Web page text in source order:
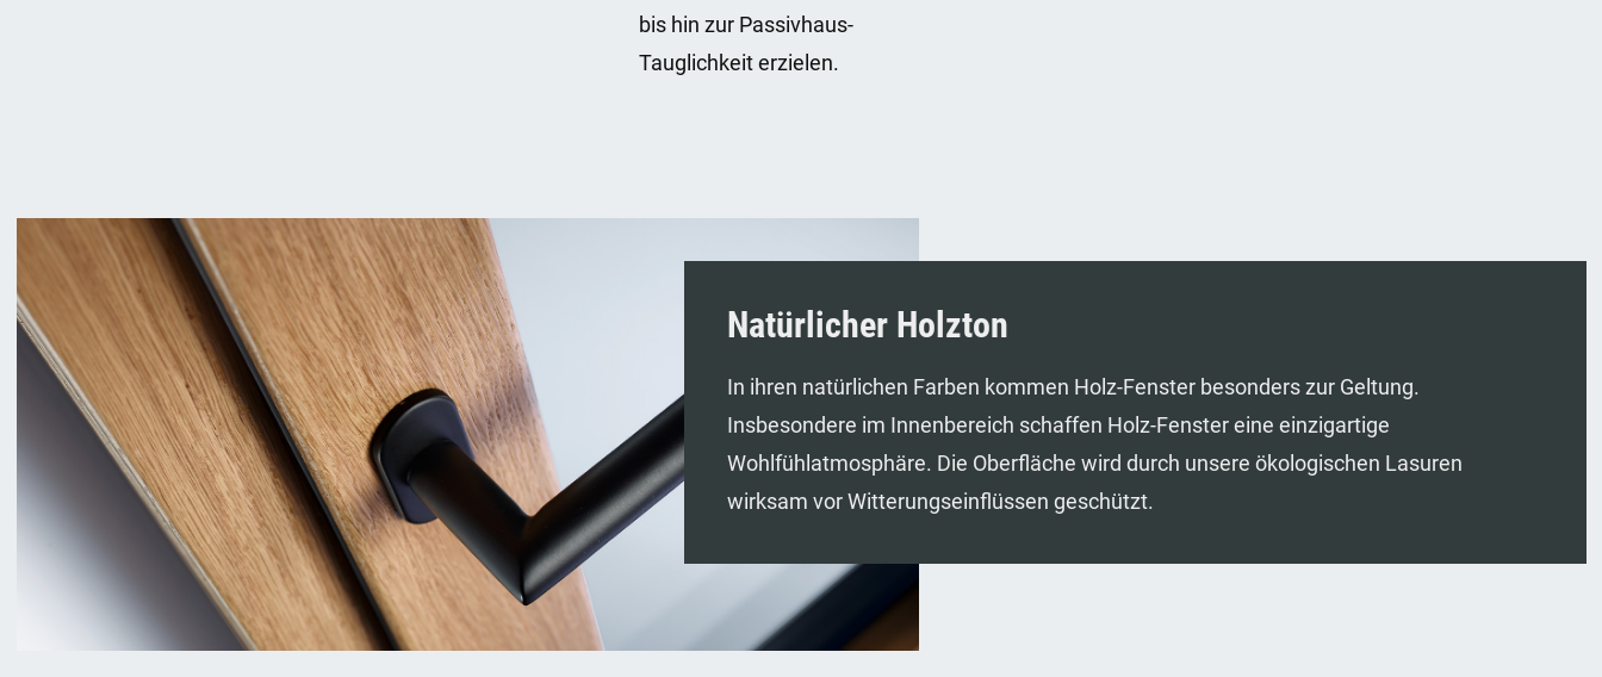
bis hin zur Passivhaus-
Tauglichkeit erzielen.
Natürlicher Holzton
In ihren natürlichen Farben kommen Holz-Fenster besonders zur Geltung.
Insbesondere im Innenbereich schaffen Holz-Fenster eine einzigartige
Wohlfühlatmosphäre. Die Oberfläche wird durch unsere ökologischen Lasuren
wirksam vor Witterungseinflüssen geschützt.